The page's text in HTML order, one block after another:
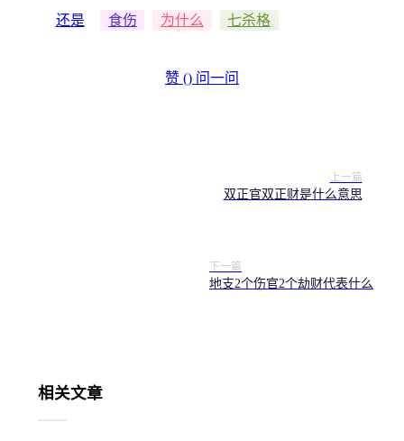
还是 食伤 为什么 七杀格
赞 () 问一问
上一篇
双正官双正财是什么意思
下一篇
地支2个伤官2个劫财代表什么
相关文章